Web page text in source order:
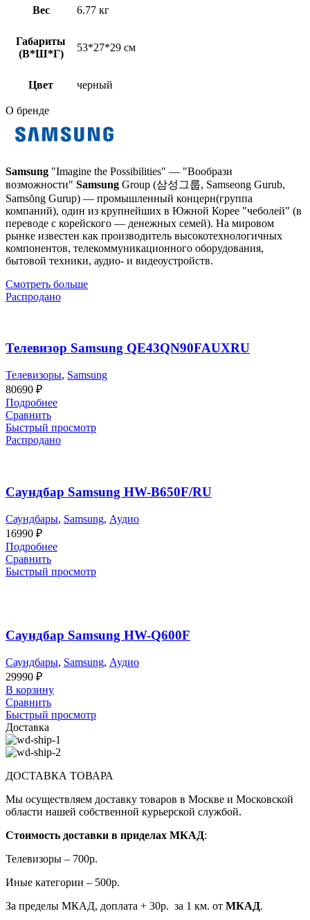
Вес 6.77 кг
Габариты
(В*Ш*Г)
53*27*29 см
Цвет черный
О бренде
Samsung "Imagine the Possibilities" — "Вообрази
возможности" Samsung Group (삼성그룹, Samseong Gurub,
Samsŏng Gurup) — промышленный концерн(группа
компаний), один из крупнейших в Южной Корее "чеболей" (в
переводе с корейского — денежных семей). На мировом
рынке известен как производитель высокотехнологичных
компонентов, телекоммуникационного оборудования,
бытовой техники, аудио- и видеоустройств.
Смотреть больше
Распродано
Телевизор Samsung QE43QN90FAUXRU
Телевизоры, Samsung
80690 ₽
Подробнее
Сравнить
Быстрый просмотр
Распродано
Саундбар Samsung HW-B650F/RU
Саундбары, Samsung, Аудио
16990 ₽
Подробнее
Сравнить
Быстрый просмотр
Саундбар Samsung HW-Q600F
Саундбары, Samsung, Аудио
29990 ₽
В корзину
Сравнить
Быстрый просмотр
Доставка
ДОСТАВКА ТОВАРА
Мы осуществляем доставку товаров в Москве и Московской
области нашей собственной курьерской службой.
Стоимость доставки в приделах МКАД:
Телевизоры – 700р.
Иные категории – 500р.
За пределы МКАД, доплата + 30р. за 1 км. от МКАД.